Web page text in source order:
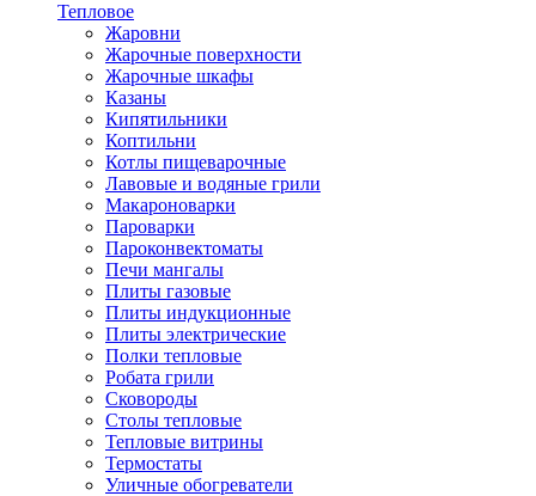
Тепловое
Жаровни
Жарочные поверхности
Жарочные шкафы
Казаны
Кипятильники
Коптильни
Котлы пищеварочные
Лавовые и водяные грили
Макароноварки
Пароварки
Пароконвектоматы
Печи мангалы
Плиты газовые
Плиты индукционные
Плиты электрические
Полки тепловые
Робата грили
Сковороды
Столы тепловые
Тепловые витрины
Термостаты
Уличные обогреватели